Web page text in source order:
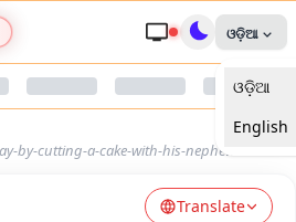
Nari Shakti
ଓଡ଼ିଆ
ଓଡ଼ିଆ
English
by-cutting-a-cake-with-his-nephew
Translate